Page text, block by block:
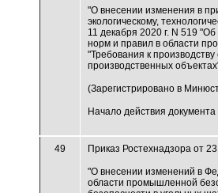
"О внесении изменения в
экологическому,
11 декабря 2020 г. N 519
норм и правил в области
"Требования к
производственных
(Зарегистрировано в
Начало действия
49 Приказ Ростехнадзора от
"О внесении изменений в
области промышленной